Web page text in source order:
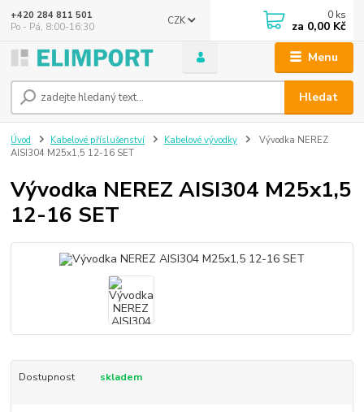
Menu
CZK
Hledat
+420 284 811 501
Po - Pá, 8:00-16:30
0 ks
za 0,00 Kč
Úvod Kabelové příslušenství Kabelové vývodky
Vývodka NEREZ
AISI304 M25x1,5 12-16 SET
Vývodka NEREZ AISI304 M25x1,5
12-16 SET
Dostupnost skladem